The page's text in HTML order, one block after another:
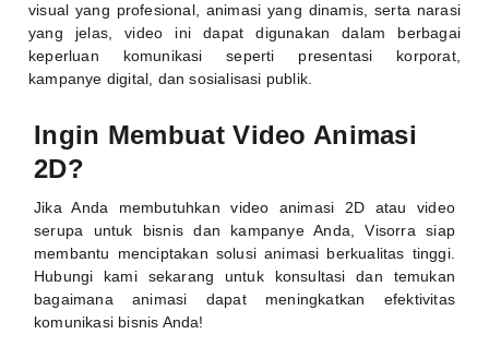
visual yang profesional, animasi yang dinamis, serta narasi
yang jelas, video ini dapat digunakan dalam berbagai
keperluan komunikasi seperti presentasi korporat,
kampanye digital, dan sosialisasi publik.
Ingin Membuat Video Animasi
2D?
Jika Anda membutuhkan video animasi 2D atau video
serupa untuk bisnis dan kampanye Anda, Visorra siap
membantu menciptakan solusi animasi berkualitas tinggi.
Hubungi kami sekarang untuk konsultasi dan temukan
bagaimana animasi dapat meningkatkan efektivitas
komunikasi bisnis Anda!